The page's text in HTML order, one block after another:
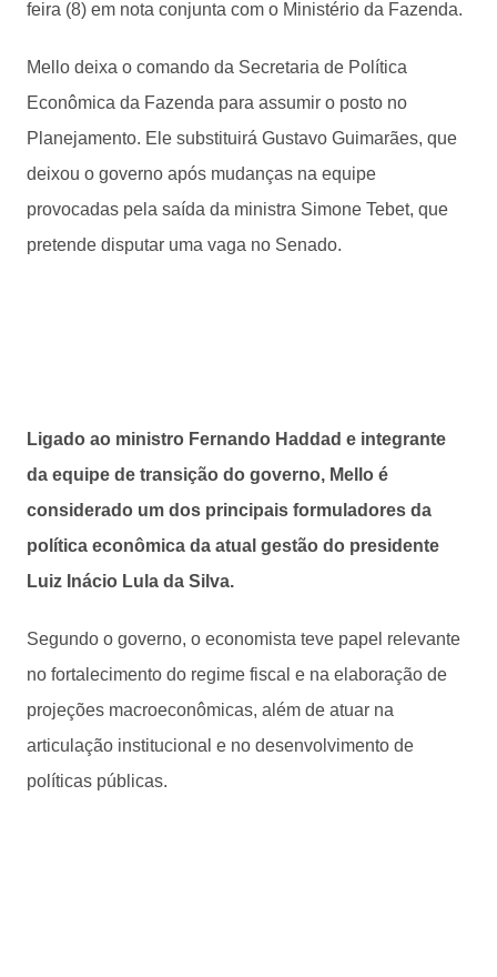
feira (8) em nota conjunta com o Ministério da Fazenda.
Mello deixa o comando da Secretaria de Política
Econômica da Fazenda para assumir o posto no
Planejamento. Ele substituirá Gustavo Guimarães, que
deixou o governo após mudanças na equipe
provocadas pela saída da ministra Simone Tebet, que
pretende disputar uma vaga no Senado.
Ligado ao ministro Fernando Haddad e integrante
da equipe de transição do governo, Mello é
considerado um dos principais formuladores da
política econômica da atual gestão do presidente
Luiz Inácio Lula da Silva.
Segundo o governo, o economista teve papel relevante
no fortalecimento do regime fiscal e na elaboração de
projeções macroeconômicas, além de atuar na
articulação institucional e no desenvolvimento de
políticas públicas.